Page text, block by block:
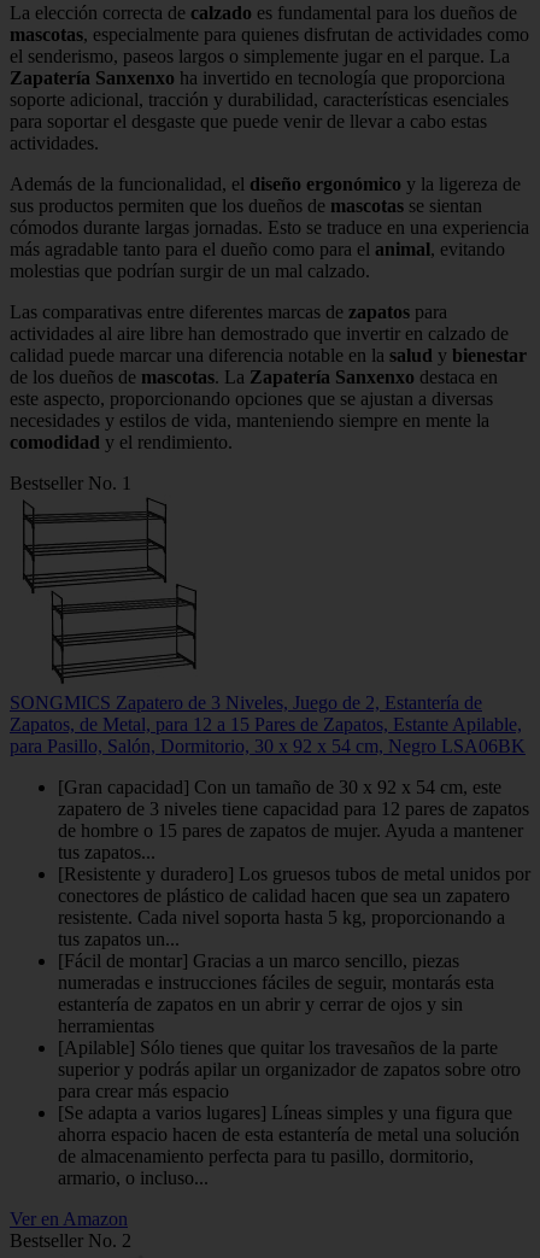
La elección correcta de calzado es fundamental para los dueños de
mascotas, especialmente para quienes disfrutan de actividades como
el senderismo, paseos largos o simplemente jugar en el parque. La
Zapatería Sanxenxo ha invertido en tecnología que proporciona
soporte adicional, tracción y durabilidad, características esenciales
para soportar el desgaste que puede venir de llevar a cabo estas
actividades.
Además de la funcionalidad, el diseño ergonómico y la ligereza de
sus productos permiten que los dueños de mascotas se sientan
cómodos durante largas jornadas. Esto se traduce en una experiencia
más agradable tanto para el dueño como para el animal, evitando
molestias que podrían surgir de un mal calzado.
Las comparativas entre diferentes marcas de zapatos para
actividades al aire libre han demostrado que invertir en calzado de
calidad puede marcar una diferencia notable en la salud y bienestar
de los dueños de mascotas. La Zapatería Sanxenxo destaca en
este aspecto, proporcionando opciones que se ajustan a diversas
necesidades y estilos de vida, manteniendo siempre en mente la
comodidad y el rendimiento.
Bestseller No. 1
SONGMICS Zapatero de 3 Niveles, Juego de 2, Estantería de
Zapatos, de Metal, para 12 a 15 Pares de Zapatos, Estante Apilable,
para Pasillo, Salón, Dormitorio, 30 x 92 x 54 cm, Negro LSA06BK
[Gran capacidad] Con un tamaño de 30 x 92 x 54 cm, este
zapatero de 3 niveles tiene capacidad para 12 pares de zapatos
de hombre o 15 pares de zapatos de mujer. Ayuda a mantener
tus zapatos...
[Resistente y duradero] Los gruesos tubos de metal unidos por
conectores de plástico de calidad hacen que sea un zapatero
resistente. Cada nivel soporta hasta 5 kg, proporcionando a
tus zapatos un...
[Fácil de montar] Gracias a un marco sencillo, piezas
numeradas e instrucciones fáciles de seguir, montarás esta
estantería de zapatos en un abrir y cerrar de ojos y sin
herramientas
[Apilable] Sólo tienes que quitar los travesaños de la parte
superior y podrás apilar un organizador de zapatos sobre otro
para crear más espacio
[Se adapta a varios lugares] Líneas simples y una figura que
ahorra espacio hacen de esta estantería de metal una solución
de almacenamiento perfecta para tu pasillo, dormitorio,
armario, o incluso...
Ver en Amazon
Bestseller No. 2